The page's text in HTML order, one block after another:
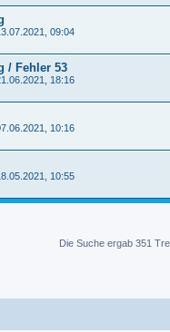
09:04
/ Fehler 53
18:16
10:16
10:55
Die Suche ergab 351